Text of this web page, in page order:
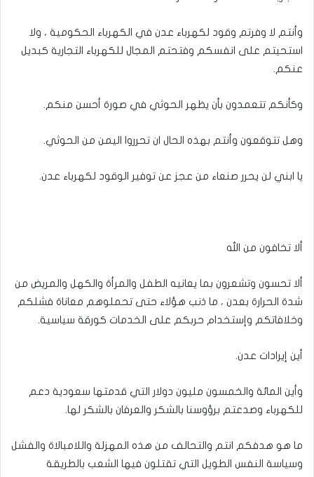
وأنتم لا وفرتم وقود لكهرباء عدن في الكهرباء الحكومية ، ولا
استحيتم على انفسكم وفتحتم المجال للكهرباء التجارية كبديل
عنكم.
وكأنكم تتعمدون بأن يظهر الحوثي في صورة أحسن منكم.
وهل تتوقعون وأنتم بهذه الحال ان تحرروا اليمن من الحوثي.
يا ابني لن يحرر صنعاء من عجز عن توفير الوقود لكهرباء عدن.
ألا تخافون من الله
ألا تحسون وتشعرون بما يعانيه الطفل والمرأة والكهل والمريض من
شدة الحرارة بعدن ، ما ذنب هؤلاء حتى تحملوهم معاناة فشلكم
وخلافاتكم وإستخدام حربكم على الخدمات كورقة سياسية.
أين إيرادات عدن.
وأين المائة والخمسون مليون دولار التي قدمتها سعودية دعم
للكهرباء وصدعتم برؤوسنا بالشكر والعرفان بالشكر لها.
ما هو هدفكم انتم والتحالف من هذه المهزلة واللامبالاة والفشل
وسياسة النفس الطويل التي تقتلون فيها الشعب بالطريقة